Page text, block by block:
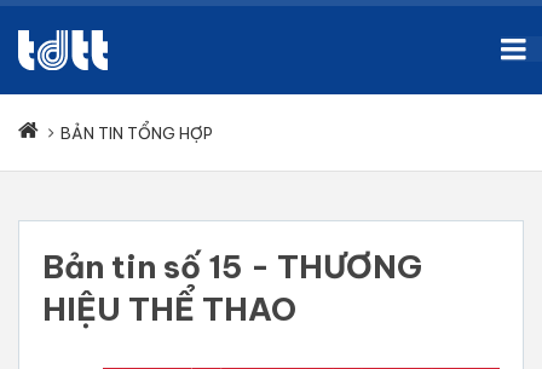
BẢN TIN TỔNG HỢP
Bản tin số 15 - THƯƠNG
HIỆU THỂ THAO